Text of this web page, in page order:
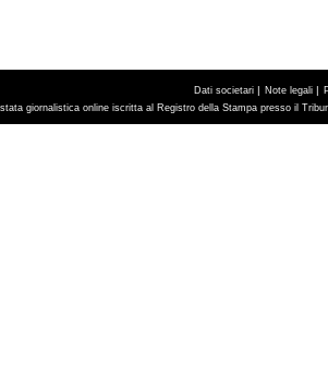
Dati societari | Note legali |
giornalistica online iscritta al Registro della Stampa presso il